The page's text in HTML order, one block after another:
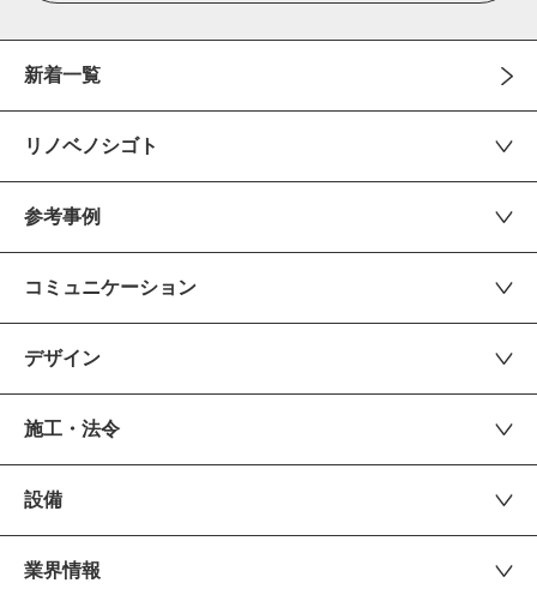
新着一覧
リノベノシゴト
参考事例
コミュニケーション
デザイン
施工・法令
設備
業界情報